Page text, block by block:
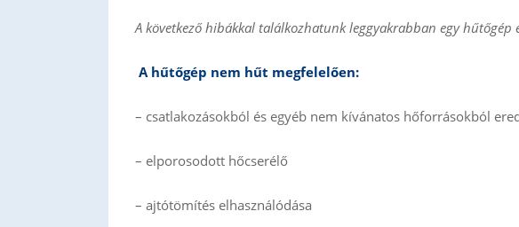
A következő hibákkal találkozhatunk leggyakrabban egy hűtőgép
A hűtőgép nem hűt megfelelően:
– csatlakozásokból és egyéb nem kívánatos hőforrásokból
– elporosodott hőcserélő
– ajtótömítés elhasználódása